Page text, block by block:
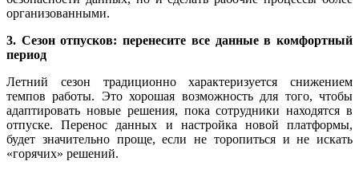
организованными.
3. Сезон отпусков: перенесите все данные в комфортный
период
Летний сезон традиционно характеризуется снижением
темпов работы. Это хорошая возможность для того, чтобы
адаптировать новые решения, пока сотрудники находятся в
отпуске. Перенос данных и настройка новой платформы,
будет значительно проще, если не торопиться и не искать
«горячих» решений.